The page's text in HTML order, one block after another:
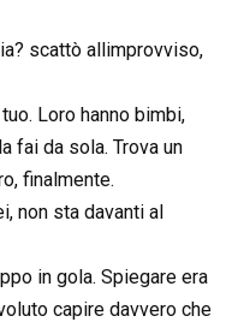
scattò allimprovviso,
Loro hanno bimbi,
fai da sola. Trova un
finalmente.
non sta davanti al
in gola. Spiegare era
capire davvero che